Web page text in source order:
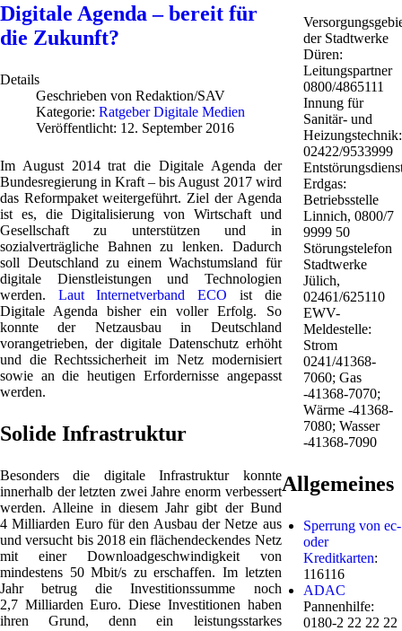
Digitale Agenda – bereit für
die Zukunft?
Details
Geschrieben von Redaktion/SAV
Kategorie: Ratgeber Digitale Medien
Veröffentlicht: 12. September 2016
Im August 2014 trat die Digitale Agenda der
Bundesregierung in Kraft – bis August 2017 wird
das Reformpaket weitergeführt. Ziel der Agenda
ist es, die Digitalisierung von Wirtschaft und
Gesellschaft zu unterstützen und in
sozialverträgliche Bahnen zu lenken. Dadurch
soll Deutschland zu einem Wachstumsland für
digitale Dienstleistungen und Technologien
werden. Laut Internetverband ECO ist die
Digitale Agenda bisher ein voller Erfolg. So
konnte der Netzausbau in Deutschland
vorangetrieben, der digitale Datenschutz erhöht
und die Rechtssicherheit im Netz modernisiert
sowie an die heutigen Erfordernisse angepasst
werden.
Solide Infrastruktur
Besonders die digitale Infrastruktur konnte
innerhalb der letzten zwei Jahre enorm verbessert
werden. Alleine in diesem Jahr gibt der Bund
4 Milliarden Euro für den Ausbau der Netze aus
und versucht bis 2018 ein flächendeckendes Netz
mit einer Downloadgeschwindigkeit von
mindestens 50 Mbit/s zu erschaffen. Im letzten
Jahr betrug die Investitionssumme noch
2,7 Milliarden Euro. Diese Investitionen haben
ihren Grund, denn ein leistungsstarkes
der Stadtwerke
Düren:
Leitungspartner
0800/4865111
Innung für
Sanitär- und
Heizungstechnik:
02422/9533999
Erdgas:
Betriebsstelle
Linnich, 0800/7
9999 50
Störungstelefon
Stadtwerke
Jülich,
02461/625110
EWV-
Meldestelle:
Strom
0241/41368-
7060; Gas
-41368-7070;
Wärme -41368-
7080; Wasser
-41368-7090
Allgemeines
Sperrung von ec-
oder
Kreditkarten:
116116
ADAC
Pannenhilfe:
0180-2 22 22 22